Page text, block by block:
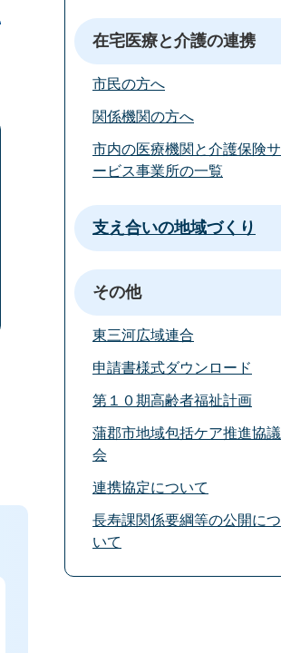
在宅医療と介護の連携
市民の方へ
関係機関の方へ
市内の医療機関と介護保険サ
ービス事業所の一覧
支え合いの地域づくり
その他
東三河広域連合
申請書様式ダウンロード
第１０期高齢者福祉計画
蒲郡市地域包括ケア推進協議
会
連携協定について
長寿課関係要綱等の公開につ
いて